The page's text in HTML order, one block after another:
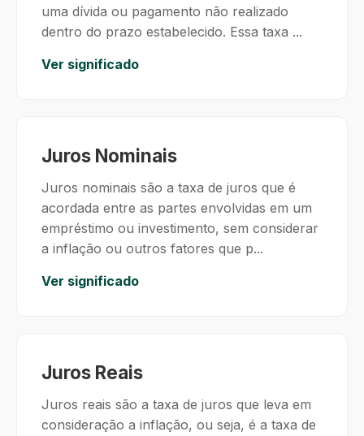
uma dívida ou pagamento não realizado
dentro do prazo estabelecido. Essa taxa ...
Ver significado
Juros Nominais
Juros nominais são a taxa de juros que é
acordada entre as partes envolvidas em um
empréstimo ou investimento, sem considerar
a inflação ou outros fatores que p...
Ver significado
Juros Reais
Juros reais são a taxa de juros que leva em
consideração a inflação, ou seja, é a taxa de